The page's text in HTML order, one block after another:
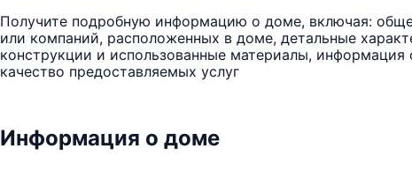
Получите подробную информацию о доме, включая:
или компаний, расположенных в доме, детальные
конструкции и использованные материалы,
качество предоставляемых услуг
Информация о доме